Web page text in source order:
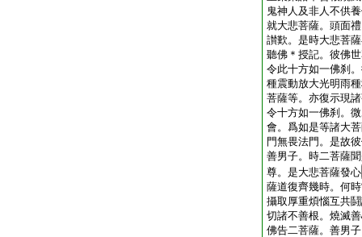
鬼神人及非人不供
就大悲菩薩。頭面
讃歎。是時大悲菩
聽佛＊授記。彼佛
令此十方如一佛刹
種震動放大光明雨
菩薩等。亦復示現
令十方如一佛刹。
會。爲如是等諸大
門無畏法門。是故
善男子。時二菩薩
尊。是大悲菩薩發心
薩道復齊幾時。何
攝取厚重煩惱互共
切諸不善根。燒滅
佛告二菩薩。善男